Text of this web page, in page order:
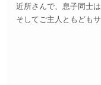
近所さんで、息子同士
そしてご主人ともども